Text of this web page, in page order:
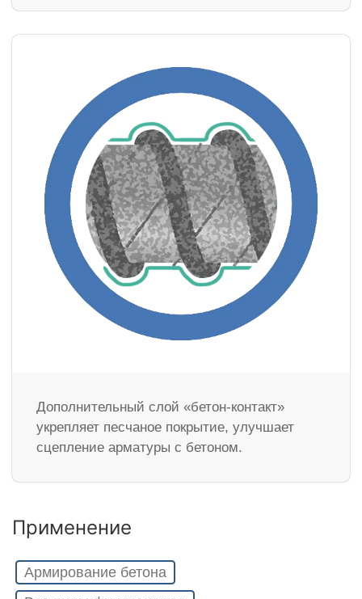
Дополнительный слой «бетон-контакт»
укрепляет песчаное покрытие, улучшает
сцепление арматуры с бетоном.
Применение
Армирование бетона